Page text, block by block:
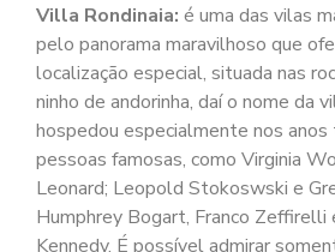
Villa Rondinaia: é uma das vilas
pelo panorama maravilhoso que
localização especial, situada nas
ninho de andorinha, daí o nome da
hospedou especialmente nos
pessoas famosas, como Virginia
Leonard; Leopold Stokoswski e
Humphrey Bogart, Franco Zeffirelli
Kennedy. É possível admirar